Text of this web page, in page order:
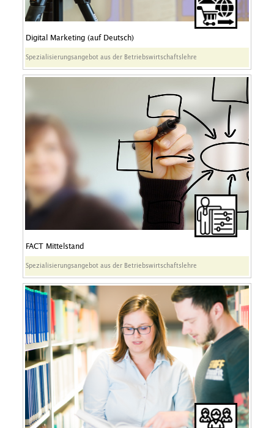
Digital Marketing (auf Deutsch)
Spezialisierungsangebot aus der Betriebswirtschaftslehre
FACT Mittelstand
Spezialisierungsangebot aus der Betriebswirtschaftslehre